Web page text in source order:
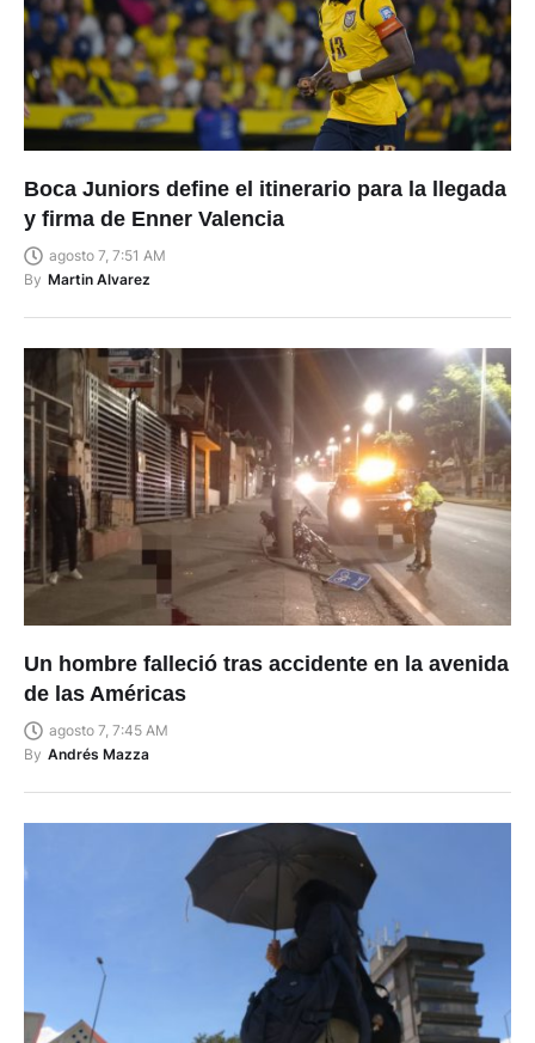
Boca Juniors define el itinerario para la llegada
y firma de Enner Valencia
agosto 7, 7:51 AM
By Martin Alvarez
Un hombre falleció tras accidente en la avenida
de las Américas
agosto 7, 7:45 AM
By Andrés Mazza